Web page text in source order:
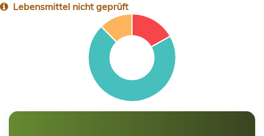
Lebensmittel nicht geprüft